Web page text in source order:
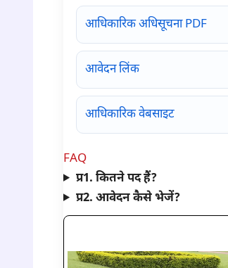
आधिकारिक अधिसूचना PDF
आवेदन लिंक
आधिकारिक वेबसाइट
FAQ
प्र1. कितने पद हैं?
प्र2. आवेदन कैसे भेजें?